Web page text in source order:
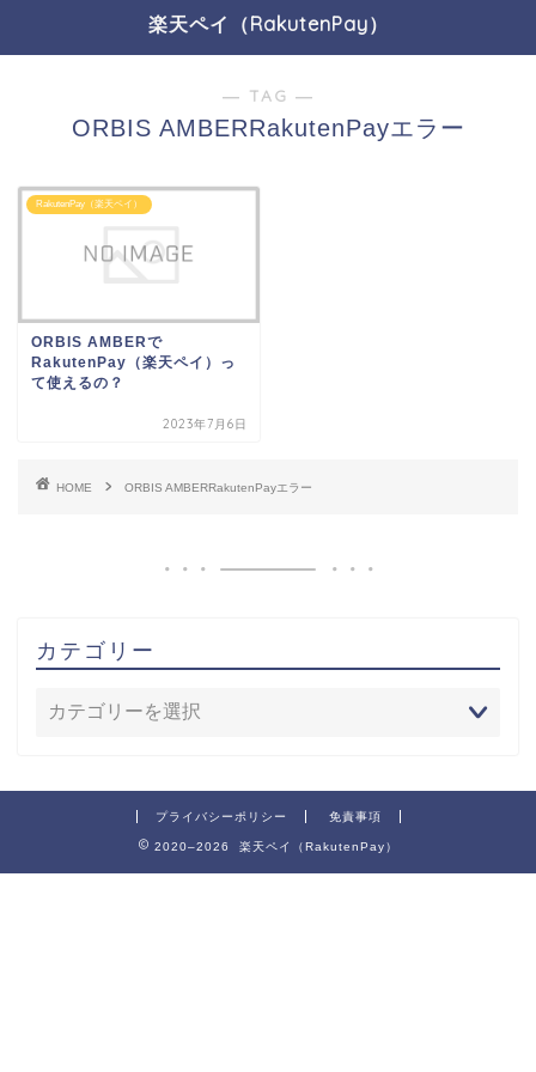
楽天ペイ（RakutenPay）
― TAG ―
ORBIS AMBERRakutenPayエラー
RakutenPay（楽天ペイ）
ORBIS AMBERで
RakutenPay（楽天ペイ）っ
て使えるの？
2023年7月6日
HOME ORBIS AMBERRakutenPayエラー
カテゴリー
プライバシーポリシー 免責事項
2020–2026 楽天ペイ（RakutenPay）